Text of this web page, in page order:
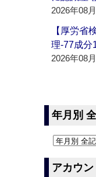
2026年08
【厚労省
理‐77成分
2026年08
年月別
アカウ